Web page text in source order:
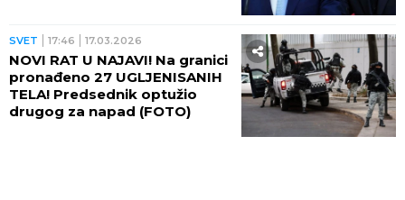
SVET 17:46 17.03.2026
NOVI RAT U NAJAVI! Na granici
pronađeno 27 UGLJENISANIH
TELA! Predsednik optužio
drugog za napad (FOTO)